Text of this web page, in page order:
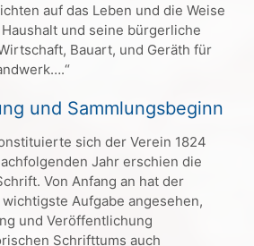
auf das Leben und die Weise
und seine bürgerliche
Bauart, und Geräth für
und Sammlungsbeginn
sich der Verein 1824
Jahr erschien die
Von Anfang an hat der
Aufgabe angesehen,
und Veröffentlichung
Schrifttums auch